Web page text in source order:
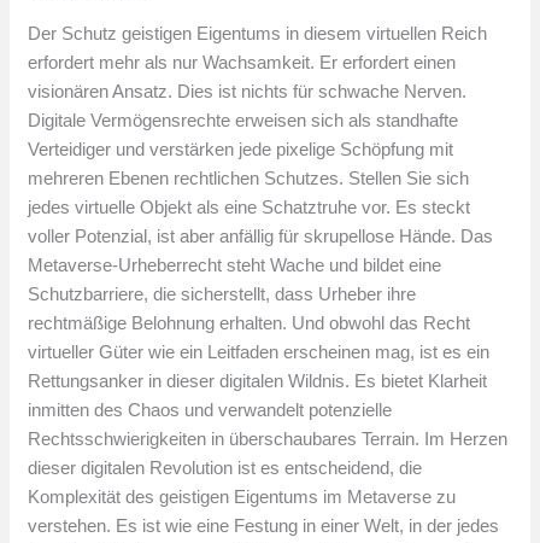
Der Schutz geistigen Eigentums in diesem virtuellen Reich
erfordert mehr als nur Wachsamkeit. Er erfordert einen
visionären Ansatz. Dies ist nichts für schwache Nerven.
Digitale Vermögensrechte erweisen sich als standhafte
Verteidiger und verstärken jede pixelige Schöpfung mit
mehreren Ebenen rechtlichen Schutzes. Stellen Sie sich
jedes virtuelle Objekt als eine Schatztruhe vor. Es steckt
voller Potenzial, ist aber anfällig für skrupellose Hände. Das
Metaverse-Urheberrecht steht Wache und bildet eine
Schutzbarriere, die sicherstellt, dass Urheber ihre
rechtmäßige Belohnung erhalten. Und obwohl das Recht
virtueller Güter wie ein Leitfaden erscheinen mag, ist es ein
Rettungsanker in dieser digitalen Wildnis. Es bietet Klarheit
inmitten des Chaos und verwandelt potenzielle
Rechtsschwierigkeiten in überschaubares Terrain. Im Herzen
dieser digitalen Revolution ist es entscheidend, die
Komplexität des geistigen Eigentums im Metaverse zu
verstehen. Es ist wie eine Festung in einer Welt, in der jedes